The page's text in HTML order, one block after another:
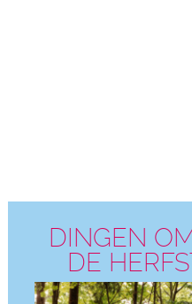
DINGEN
DE